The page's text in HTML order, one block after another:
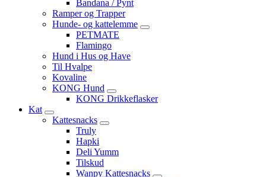
Bandana / Pynt
Ramper og Trapper
Hunde- og kattelemme
PETMATE
Flamingo
Hund i Hus og Have
Til Hvalpe
Kovaline
KONG Hund
KONG Drikkeflasker
Kat
Kattesnacks
Truly
Hapki
Deli Yumm
Tilskud
Wanpy Kattesnacks